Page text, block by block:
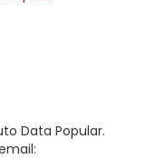
Data Popular.